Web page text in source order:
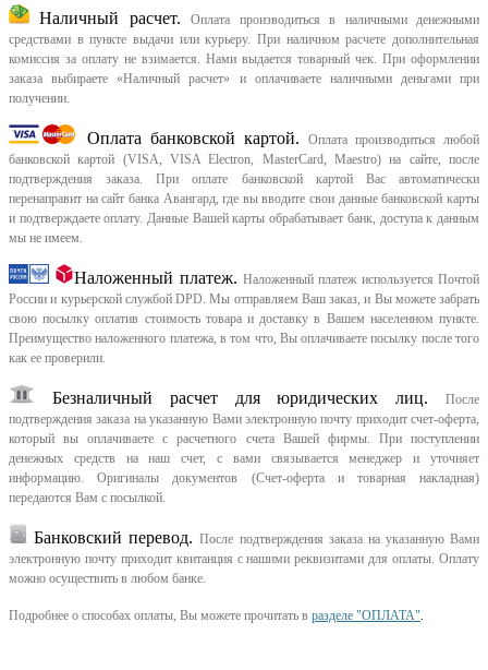
Наличный расчет.
Оплата производиться в наличными денежными
средствами в пункте выдачи или курьеру. При наличном расчете дополнительная
комиссия за оплату не взимается. Нами выдается товарный чек. При оформлении
заказа выбираете «Наличный расчет» и оплачиваете наличными деньгами при
получении.
Оплата банковской картой.
Оплата производиться любой
банковской картой (VISA, VISA Electron, MasterCard, Maestro) на сайте, после
подтверждения заказа. При оплате банковской картой Вас автоматически
перенаправит на сайт банка Авангард, где вы вводите свои данные банковской карты
и подтверждаете оплату. Данные Вашей карты обрабатывает банк, доступа к данным
мы не имеем.
Наложенный платеж. Наложенный платеж используется Почтой
России и курьерской службой DPD. Мы отправляем Ваш заказ, и Вы можете забрать
свою посылку оплатив стоимость товара и доставку в Вашем населенном пункте.
Преимущество наложенного платежа, в том что, Вы оплачиваете посылку после того
как ее проверили.
Безналичный расчет для юридических лиц.
После
подтверждения заказа на указанную Вами электронную почту приходит счет-оферта,
который вы оплачиваете с расчетного счета Вашей фирмы. При поступлении
денежных средств на наш счет, с вами связывается менеджер и уточняет
информацию. Оригиналы документов (Счет-оферта и товарная накладная)
передаются Вам с посылкой.
Банковский перевод. После подтверждения заказа на указанную Вами
электронную почту приходит квитанция с нашими реквизитами для оплаты. Оплату
можно осуществить в любом банке.
Подробнее о способах оплаты, Вы можете прочитать в разделе "ОПЛАТА".